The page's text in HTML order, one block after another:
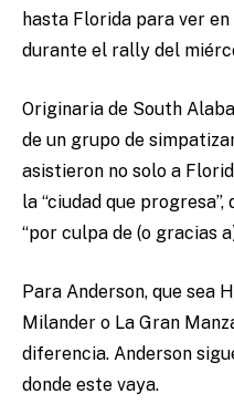
hasta Florida para ver en
durante el rally del
Originaria de South
de un grupo de
asistieron no solo a
la “ciudad que
“por culpa de (o gracias
Para Anderson, que sea
Milander o La Gran
diferencia. Anderson
donde este vaya.